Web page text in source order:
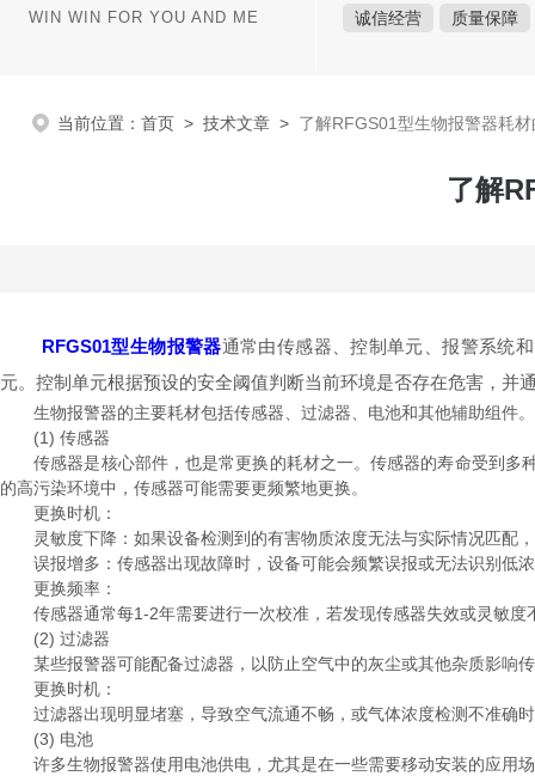
WIN WIN FOR YOU AND ME 诚信经营 质量保障
当前位置： 首页 > 技术文章 > 了解RFGS01型生物报警器耗
了解
RFGS01型生物报警器通常由传感器、控制单元、报警系统
元。控制单元根据预设的安全阈值判断当前环境是否存在危害，并
生物报警器的主要耗材包括传感器、过滤器、电池和其他辅助组件
(1) 传感器
传感器是核心部件，也是常更换的耗材之一。传感器的寿命受到多
的高污染环境中，传感器可能需要更频繁地更换。
更换时机：
灵敏度下降：如果设备检测到的有害物质浓度无法与实际情况匹配
误报增多：传感器出现故障时，设备可能会频繁误报或无法识别低
更换频率：
传感器通常每1-2年需要进行一次校准，若发现传感器失效或灵敏度
(2) 过滤器
某些报警器可能配备过滤器，以防止空气中的灰尘或其他杂质影响
更换时机：
过滤器出现明显堵塞，导致空气流通不畅，或气体浓度检测不准确
(3) 电池
许多生物报警器使用电池供电，尤其是在一些需要移动安装的应用